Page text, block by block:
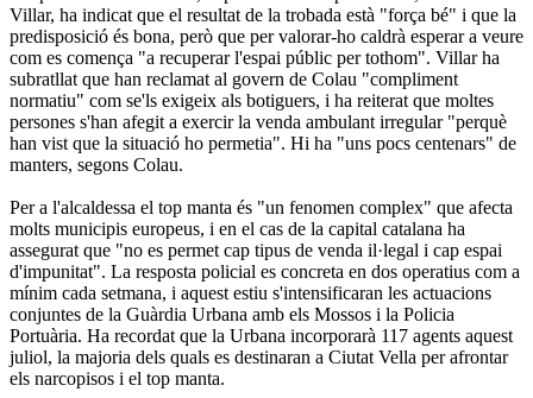
Villar, ha indicat que el resultat de la trobada està "força bé" i que la
predisposició és bona, però que per valorar-ho caldrà esperar a veure
com es comença "a recuperar l'espai públic per tothom". Villar ha
subratllat que han reclamat al govern de Colau "compliment
normatiu" com se'ls exigeix als botiguers, i ha reiterat que moltes
persones s'han afegit a exercir la venda ambulant irregular "perquè
han vist que la situació ho permetia". Hi ha "uns pocs centenars" de
manters, segons Colau.
Per a l'alcaldessa el top manta és "un fenomen complex" que afecta
molts municipis europeus, i en el cas de la capital catalana ha
assegurat que "no es permet cap tipus de venda il·legal i cap espai
d'impunitat". La resposta policial es concreta en dos operatius com a
mínim cada setmana, i aquest estiu s'intensificaran les actuacions
conjuntes de la Guàrdia Urbana amb els Mossos i la Policia
Portuària. Ha recordat que la Urbana incorporarà 117 agents aquest
juliol, la majoria dels quals es destinaran a Ciutat Vella per afrontar
els narcopisos i el top manta.